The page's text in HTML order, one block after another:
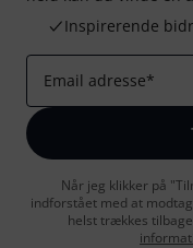
Inspirerende
Email adresse*
Når jeg klikker på
indforstået med at
helst trækkes